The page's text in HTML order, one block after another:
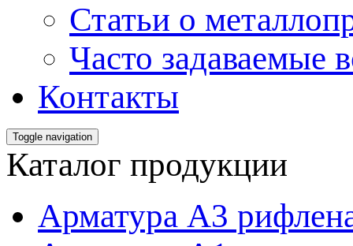
Статьи о
Часто задаваемые
Контакты
Toggle navigation
Каталог продукции
Арматура А3